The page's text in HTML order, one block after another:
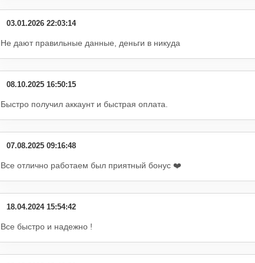
03.01.2026 22:03:14
Не дают правильные данные, деньги в никуда
08.10.2025 16:50:15
Быстро получил аккаунт и быстрая оплата.
07.08.2025 09:16:48
Все отлично работаем был приятный бонус ❤️
18.04.2024 15:54:42
Все быстро и надежно !